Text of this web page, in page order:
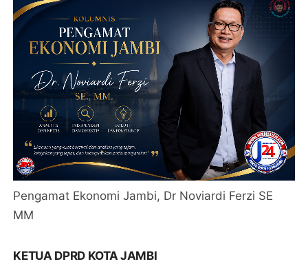
Pengamat Ekonomi Jambi, Dr Noviardi Ferzi SE
MM
KETUA DPRD KOTA JAMBI